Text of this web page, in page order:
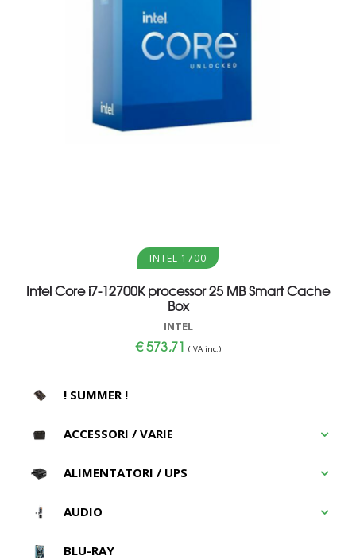
Aggiungi al carrello
INTEL 1700
Intel Core i7-12700K processor 25 MB Smart Cache
Box
INTEL
€573,71 (IVA inc.)
! SUMMER !
ACCESSORI / VARIE
ALIMENTATORI / UPS
AUDIO
BLU-RAY